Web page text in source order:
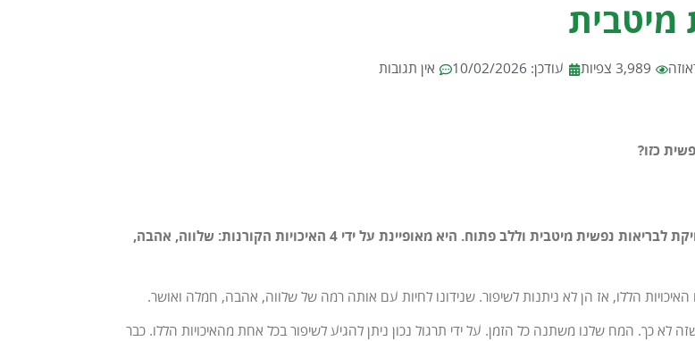
מיטבית
3,989 צפיות עודכן: 10/02/2026 אין תגובות
כזו?
הבודהיזם מציע הגדרה פשוטה ומדויקת לבריאות נפשית מיטבית וללב פתוח. היא מאופיינת על ידי 4 האיכויות הקורנות: שלווה, אהבה,
הללו, אז הן לא ניתנות לשיפור. שנידונו לחיות עם אותה רמה של שלווה, אהבה, חמלה ואושר.
לא כך. המח שלנו משתנה כל הזמן. על ידי תרגול נכון ניתן להגיע לשיפור בכל אחת מהאיכויות הללו. כבר